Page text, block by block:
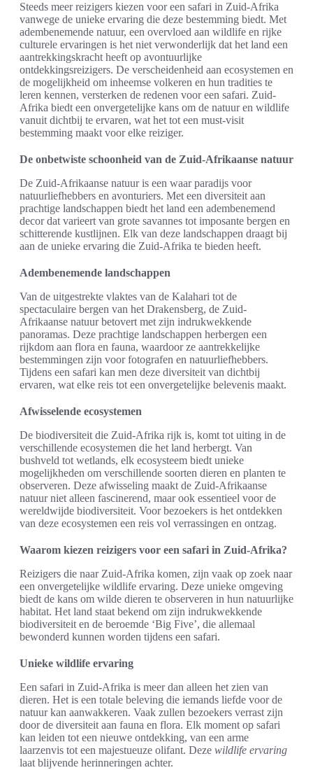
Steeds meer reizigers kiezen voor een safari in Zuid-Afrika
vanwege de unieke ervaring die deze bestemming biedt. Met
adembenemende natuur, een overvloed aan wildlife en rijke
culturele ervaringen is het niet verwonderlijk dat het land een
aantrekkingskracht heeft op avontuurlijke
ontdekkingsreizigers. De verscheidenheid aan ecosystemen en
de mogelijkheid om inheemse volkeren en hun tradities te
leren kennen, versterken de redenen voor een safari. Zuid-
Afrika biedt een onvergetelijke kans om de natuur en wildlife
vanuit dichtbij te ervaren, wat het tot een must-visit
bestemming maakt voor elke reiziger.
De onbetwiste schoonheid van de Zuid-Afrikaanse natuur
De Zuid-Afrikaanse natuur is een waar paradijs voor
natuurliefhebbers en avonturiers. Met een diversiteit aan
prachtige landschappen biedt het land een adembenemend
decor dat varieert van grote savannes tot imposante bergen en
schitterende kustlijnen. Elk van deze landschappen draagt bij
aan de unieke ervaring die Zuid-Afrika te bieden heeft.
Adembenemende landschappen
Van de uitgestrekte vlaktes van de Kalahari tot de
spectaculaire bergen van het Drakensberg, de Zuid-
Afrikaanse natuur betovert met zijn indrukwekkende
panoramas. Deze prachtige landschappen herbergen een
rijkdom aan flora en fauna, waardoor ze aantrekkelijke
bestemmingen zijn voor fotografen en natuurliefhebbers.
Tijdens een safari kan men deze diversiteit van dichtbij
ervaren, wat elke reis tot een onvergetelijke belevenis maakt.
Afwisselende ecosystemen
De biodiversiteit die Zuid-Afrika rijk is, komt tot uiting in de
verschillende ecosystemen die het land herbergt. Van
bushveld tot wetlands, elk ecosysteem biedt unieke
mogelijkheden om verschillende soorten dieren en planten te
observeren. Deze afwisseling maakt de Zuid-Afrikaanse
natuur niet alleen fascinerend, maar ook essentieel voor de
wereldwijde biodiversiteit. Voor bezoekers is het ontdekken
van deze ecosystemen een reis vol verrassingen en ontzag.
Waarom kiezen reizigers voor een safari in Zuid-Afrika?
Reizigers die naar Zuid-Afrika komen, zijn vaak op zoek naar
een onvergetelijke wildlife ervaring. Deze unieke omgeving
biedt de kans om wilde dieren te observeren in hun natuurlijke
habitat. Het land staat bekend om zijn indrukwekkende
biodiversiteit en de beroemde ‘Big Five’, die allemaal
bewonderd kunnen worden tijdens een safari.
Unieke wildlife ervaring
Een safari in Zuid-Afrika is meer dan alleen het zien van
dieren. Het is een totale beleving die iemands liefde voor de
natuur kan aanwakkeren. Vaak zullen bezoekers verrast zijn
door de diversiteit aan fauna en flora. Elk moment op safari
kan leiden tot een nieuwe ontdekking, van een arme
laarzenvis tot een majestueuze olifant. Deze wildlife ervaring
laat blijvende herinneringen achter.